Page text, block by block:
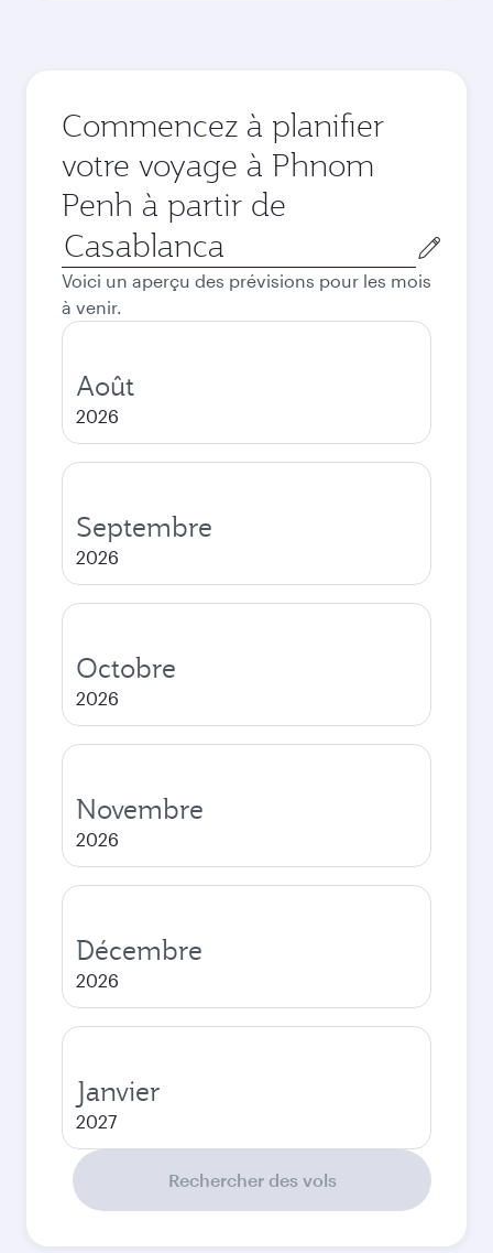
Commencez à planifier
votre voyage à Phnom
Penh à partir de
Ville
de
départ
Voici un aperçu des prévisions pour les mois
à venir.
Août
2026
Septembre
2026
Octobre
2026
Novembre
2026
Décembre
2026
Janvier
2027
Rechercher des vols